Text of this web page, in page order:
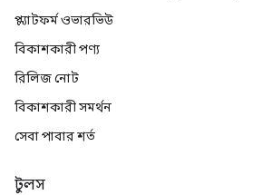
প্ল্যাটফর্ম ওভারভিউ
বিকাশকারী পণ্য
রিলিজ নোট
বিকাশকারী সমর্থন
সেবা পাবার শর্ত
টুলস